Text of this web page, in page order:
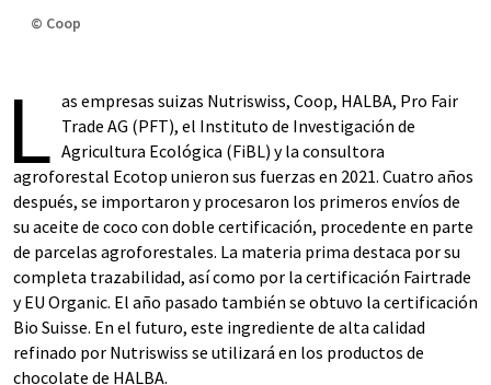
© Coop
L as empresas suizas Nutriswiss, Coop, HALBA, Pro Fair
Trade AG (PFT), el Instituto de Investigación de
Agricultura Ecológica (FiBL) y la consultora
agroforestal Ecotop unieron sus fuerzas en 2021. Cuatro años
después, se importaron y procesaron los primeros envíos de
su aceite de coco con doble certificación, procedente en parte
de parcelas agroforestales. La materia prima destaca por su
completa trazabilidad, así como por la certificación Fairtrade
y EU Organic. El año pasado también se obtuvo la certificación
Bio Suisse. En el futuro, este ingrediente de alta calidad
refinado por Nutriswiss se utilizará en los productos de
chocolate de HALBA.